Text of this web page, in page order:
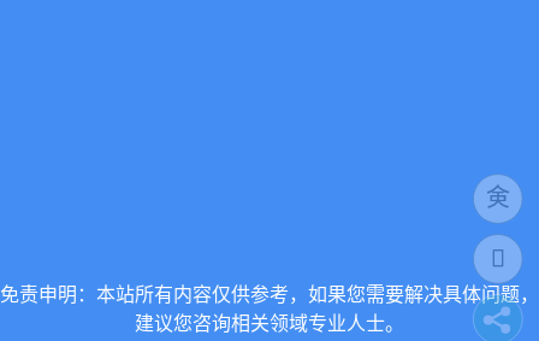
免责申明：本站所有内容仅供参考，如果您需要解决具体问题，
建议您咨询相关领域专业人士。